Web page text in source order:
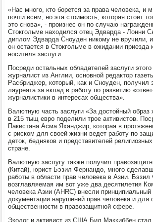
«Нас много, кто борется за права человека, и
почти всем, но эта стоимость, которая стоит
это снова», - произнес он по случаю
Стокгольме находился отец Эдварда - Лонни
диплом Эдварда Сноуден никому не вручили,
он остается в Стокгольме в ожидании приезда
носителя заслуги.
Посреди остальных обладателей заслуги
журналист из Англии, основной редактор
Расбриджер, который, как и Сноуден, получил
лауреата за вклад в работу по развитию
журналистики в интересах общества».
Валютную часть заслуги «За достойный образ
в 215 тыщ евро поделили трое активистов.
Пакистана Асма Яханджир, которая в
с риском для своей жизни ведет работу по
деток, бедняков и представителей
стране.
Валютную заслугу также получил
(Китай), юрист Бэзил Фернандо, много
работы в области прав человека в Азии.
возглавляемая им вот уже два десятилетия
человека Азии (AHRC) внесли
документации нарушений прав человека и для
общественности в правозащитной сфере.
Эколог и активист из США Бил Маккиббен